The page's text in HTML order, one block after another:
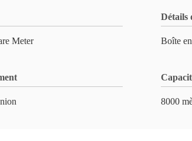
Meter
Détails
Boîte
8000